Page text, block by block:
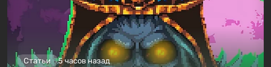
Статьи 5 часов назад